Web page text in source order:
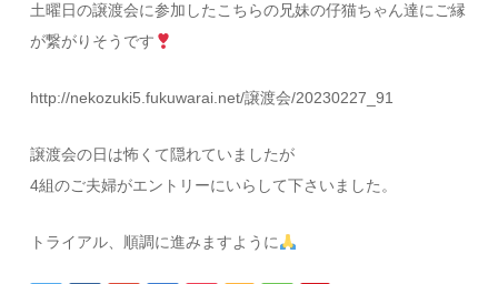
土曜日の譲渡会に参加したこちらの兄妹の仔猫ちゃん達にご縁
が繋がりそうです
http://nekozuki5.fukuwarai.net/譲渡会/20230227_91
譲渡会の日は怖くて隠れていましたが
4組のご夫婦がエントリーにいらして下さいました。
トライアル、順調に進みますように